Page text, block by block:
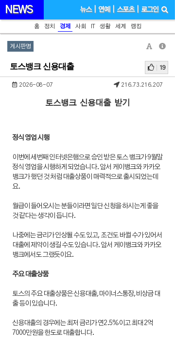
NEWS 뉴스 연예 스포츠 로그인
홈 정치 경제 사회 IT 생활 세계 랭킹
게시판명
토스뱅크 신용대출 19
2026-08-07 216.73.216.207
토스뱅크 신용대출 받기
정식 영업 시행
이번에 세번째 인터넷은행으로 승인 받은 토스 뱅크가 9월말
정식 영업을 시행하게 되었습니다. 앞서 케이뱅크와 카카오
뱅크가 했던 것 처럼 대출상품이 매력적으로 출시되었는데
요.
월급이 들어오시는 분들이라면 일단 신청을 하시는게 좋을
것 같다는 생각이 듭니다.
나중에는 금리가 인상될 수도 있고, 조건도 바뀔 수가 있어서
대출에 제약이 생길 수도 있습니다. 앞서 케이뱅크와 카카오
뱅크에서도 그랬듯이요.
주요 대출상품
토스의 주요 대출상품은 신용대출,마이너스통장,비상금 대
출 등이 있습니다.
신용대출의 경우에는 최저 금리가 연2.5%이고 최대 2억
7000만원을 한도로 대출합니다.